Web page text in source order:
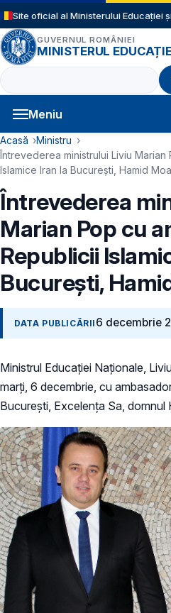
Sari la conținutul principal
Site oficial al Ministerului Educației
GUVERNUL ROMÂNIEI
MINISTERUL
Caută
Meniu
Navigație principală
Cale de navigare
Acasă
Ministru
Întrevederea ministrului Liviu
Islamice Iran la București, Hamid
Întrevederea
Marian Pop cu
Republicii
București,
DATA PUBLICĂRII 6 decembrie
Ministrul Educației Naționale,
marți, 6 decembrie, cu
București, Excelența Sa, domnul